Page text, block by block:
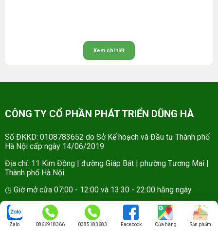
Xem chi tiết
CÔNG TY CỔ PHẦN PHÁT TRIỂN DŨNG HÀ
Số ĐKKD: 0108783652 do Sở Kế hoạch và Đầu tư Thành phố
Hà Nội cấp ngày 14/06/2019
Địa chỉ: 11 Kim Đồng | đường Giáp Bát | phường Tương Mai |
Thành phố Hà Nội
◷ Giờ mở cửa 07:00 - 12:00 và 13:30 - 22:00 hằng ngày
✉ Email: info@nongsandungha.com
Website:www.nongsandungha.com
Zalo 0866918366 0385183683 Facebook Cửa hàng Sản phẩm